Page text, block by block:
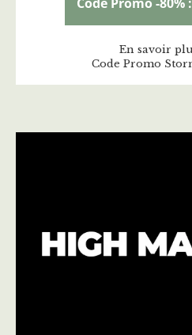
En savoir
Code Promo